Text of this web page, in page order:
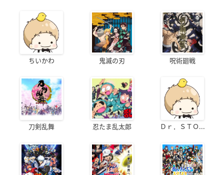
ちいかわ 鬼滅の刃 呪術廻戦
刀剣乱舞 忍たま乱太郎 Ｄｒ．ＳＴＯ...